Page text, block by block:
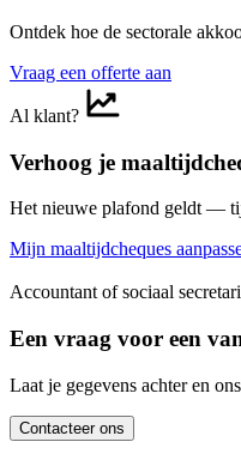
Ontdek hoe de sectorale
Vraag een offerte aan
Al klant?
Verhoog je
Het nieuwe plafond geldt —
Mijn maaltijdcheques
Accountant of sociaal
Een vraag voor een
Laat je gegevens achter en
Contacteer ons